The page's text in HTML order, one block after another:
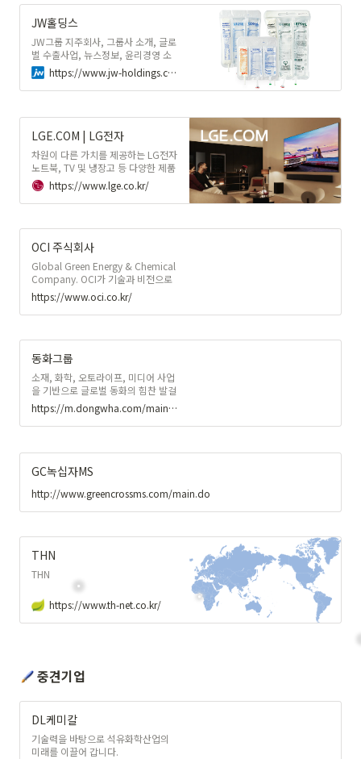
은 광고 목적에 따른 캠페인 전략을
수립하고,광고 효율을 높이기 위해 캠
페인을 최적화합니다.자체 개발한 광
고 플랫폼과 숙련된 캠페인 솔루션 매
니저의시너지로 광고 효과를 극대화
합니다.
JW홀딩스
JW그룹 지주회사, 그룹사 소개, 글로
벌 수출사업, 뉴스정보, 윤리경영 소
식, 사회공헌 소식 안내
https://www.jw-holdings.co.kr/holdings/ko/main.jsp
LGE.COM | LG전자
차원이 다른 가치를 제공하는 LG전자
노트북, TV 및 냉장고 등 다양한 제품
으로 당신의 라이프 스타일을 완성해
보세요. 엘지이닷컴에서 전 제품을 소
개합니다.
https://www.lge.co.kr/
OCI 주식회사
Global Green Energy & Chemical
Company. OCI가 기술과 비전으로
지속가능한 미래를 열어갑니다.
https://www.oci.co.kr/
동화그룹
소재, 화학, 오토라이프, 미디어 사업
을 기반으로 글로벌 동화의 힘찬 발걸
음은 계속됩니다.
https://m.dongwha.com/main/main.asp
GC녹십자MS
http://www.greencrossms.com/main.do
THN
THN
https://www.th-net.co.kr/
중견기업
DL케미칼
기술력을 바탕으로 석유화학산업의
미래를 이끌어 갑니다.